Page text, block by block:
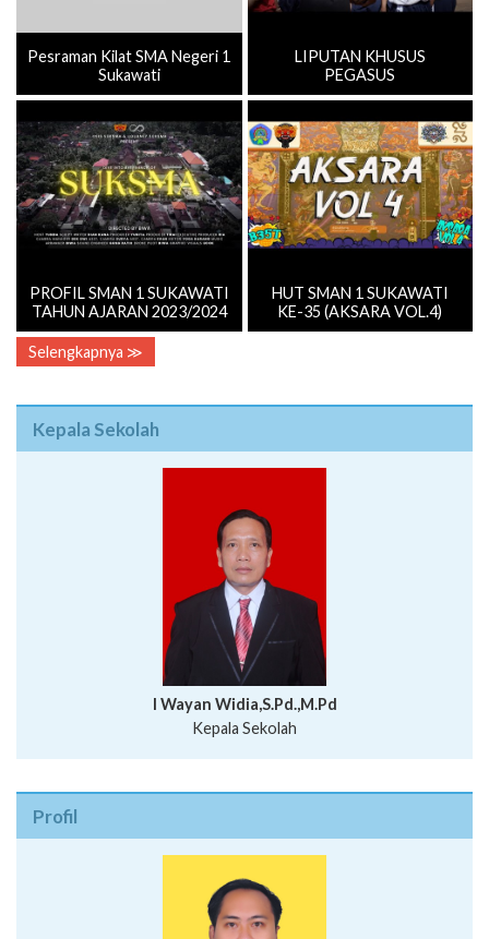
Pesraman Kilat SMA Negeri 1
Sukawati
LIPUTAN KHUSUS
PEGASUS
PROFIL SMAN 1 SUKAWATI
TAHUN AJARAN 2023/2024
HUT SMAN 1 SUKAWATI
KE-35 (AKSARA VOL.4)
Selengkapnya ≫
Kepala Sekolah
I Wayan Widia,S.Pd.,M.Pd
Kepala Sekolah
Profil